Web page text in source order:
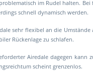
im Rudel halten.
schnell dynamisch werden.
sehr flexibel an die
Rückenlage zu schlafen.
Airedale dagegen
scheint grenzenlos.